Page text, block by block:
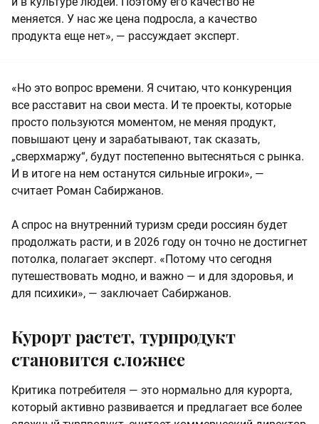
меняется. У нас же цена подросла, а качество
продукта еще нет», — рассуждает эксперт.
«Но это вопрос времени. Я считаю, что конкуренция
все расставит на свои места. И те проекты, которые
просто пользуются моментом, не меняя продукт,
повышают цену и зарабатывают, так сказать,
„сверхмаржу“, будут постепенно вытесняться с рынка.
И в итоге на нем останутся сильные игроки», —
считает Роман Сабиржанов.
А спрос на внутренний туризм среди россиян будет
продолжать расти, и в 2026 году он точно не достигнет
потолка, полагает эксперт. «Потому что сегодня
путешествовать модно, и важно — и для здоровья, и
для психики», — заключает Сабиржанов.
Курорт растет, турпродукт
становится сложнее
Критика потребителя — это нормально для курорта,
который активно развивается и предлагает все более